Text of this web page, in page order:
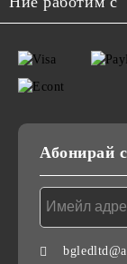
Абонирай